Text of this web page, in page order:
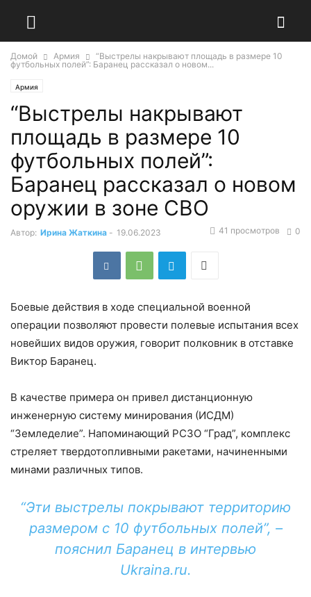
Домой Армия
“Выстрелы накрывают площадь в размере 10
футбольных полей”: Баранец рассказал о новом...
Армия
“Выстрелы накрывают
площадь в размере 10
футбольных полей”:
Баранец рассказал о новом
оружии в зоне СВО
Автор: Ирина Жаткина - 19.06.2023 0
41 просмотров
Боевые действия в ходе специальной военной
операции позволяют провести полевые испытания всех
новейших видов оружия, говорит полковник в отставке
Виктор Баранец.
В качестве примера он привел дистанционную
инженерную систему минирования (ИСДМ)
“Земледелие”. Напоминающий РСЗО “Град”, комплекс
стреляет твердотопливными ракетами, начиненными
минами различных типов.
“Эти выстрелы покрывают территорию
размером с 10 футбольных полей”, –
пояснил Баранец в интервью
Ukraina.ru.